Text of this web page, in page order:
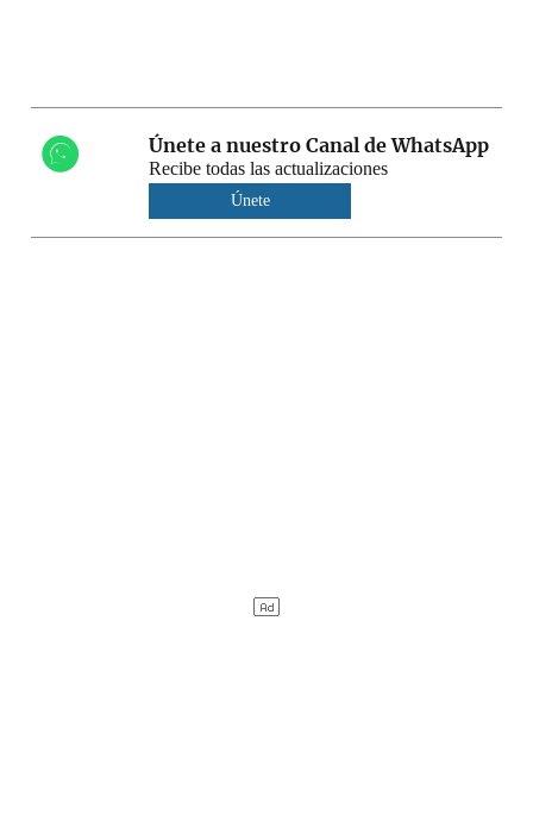
Únete a nuestro Canal de WhatsApp
Recibe todas las actualizaciones
Únete